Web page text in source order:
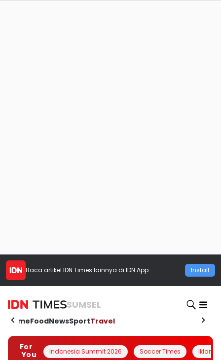
Baca artikel IDN Times lainnya di IDN App Install
SUMSEL
HomeFoodNewsSportTravel
For
You
Indonesia Summit 2026 Soccer Times Iklanin